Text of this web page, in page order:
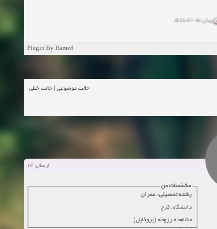
زمان:10-13-2024
زمان:10-11-2024
Plugin By Hamed
حالت موضوعی حالت خطی
ارسال: #1
مشخصات من
رشته تحصیلی: عمران
دانشگاه: کرج
مشاهده رزومه (پروفایل)